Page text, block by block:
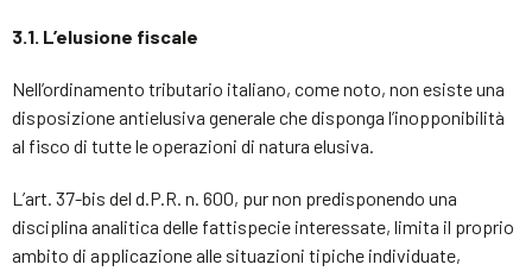
3.1. L’elusione fiscale
Nell’ordinamento tributario italiano, come noto, non esiste una
disposizione antielusiva generale che disponga l’inopponibilità
al fisco di tutte le operazioni di natura elusiva.
L’art. 37-bis del d.P.R. n. 600, pur non predisponendo una
disciplina analitica delle fattispecie interessate, limita il proprio
ambito di applicazione alle situazioni tipiche individuate,